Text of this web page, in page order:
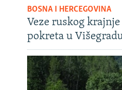
BOSNA I HERCEGOVINA
Veze ruskog
pokreta u